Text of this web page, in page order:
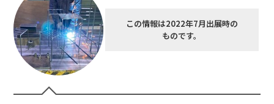
この情報は2022年7月出展時の
ものです。